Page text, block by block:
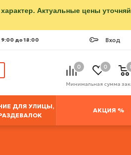
Актуальные цены
Вход
9:00 до 18:00
0 0
Минимальная сумма
ДЛЯ УЛИЦЫ,
АКЦИЯ %